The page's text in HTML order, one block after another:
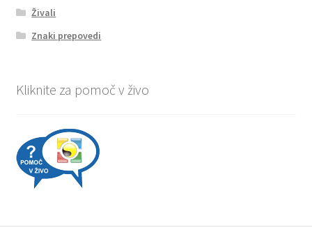
Živali
Znaki prepovedi
Kliknite za pomoč v živo